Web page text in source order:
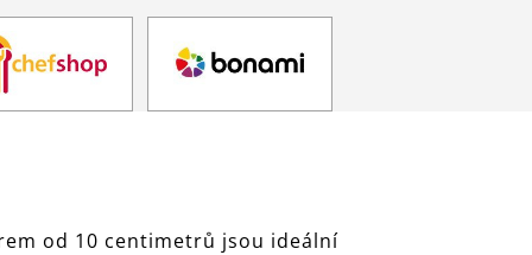
od 10 centimetrů jsou ideální